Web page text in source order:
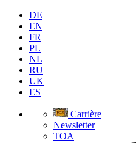
DE
EN
FR
PL
NL
RU
UK
ES
Carrière
Newsletter
TOA